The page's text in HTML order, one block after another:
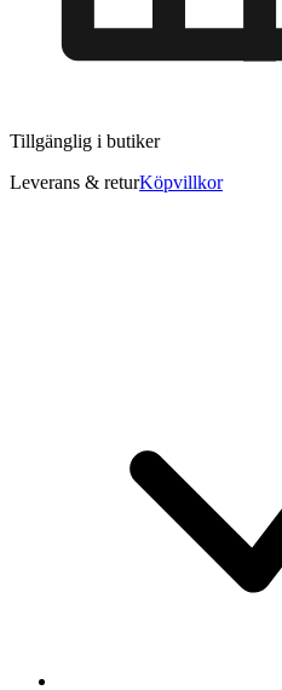
Tillgänglig i butiker
Leverans & returKöpvillkor